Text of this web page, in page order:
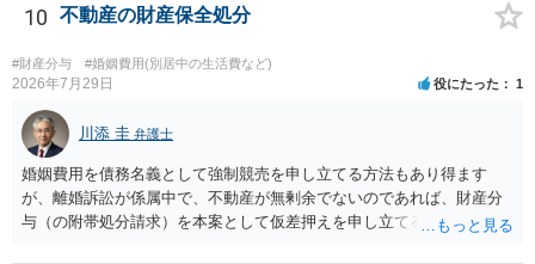
反対にご自身が、裁判も辞さずという姿勢を示すことで、プラス
に働く可能性は有り得ます。 交渉で解決する多くの場合は、相手
が弁護士に依頼しているケースで、５０万円以下で合意できる場合は
稀であると思います。 通常は、６０万円から８０万円程度になる
ことが多いというのが私の印象です。 ２ 質問② ご記載の内容が
減額を進めるうえでの交渉材料かと思います。 なお、ご自身が離
婚しないことは、交渉材料にはならないかと思いますので、ご注意く
ださい。 また、相手夫婦の婚姻関係が既に破綻していたことや、
相手女性が結婚しているとは知らなかったと主張することもあります
が、 ケースバイケースですので、ご自身の場合にそれらの主張が
10 不動産の財産保全処分
#財産分与 #婚姻費用(別居中の生活費など)
2026年7月29日 役にたった 1
川添 圭 弁護士
婚姻費用を債務名義として強制競売を申し立てる方法もあり得ます
が、離婚訴訟が係属中で、不動産が無剰余でないのであれば、財産分
与（の附帯処分請求）を本案として仮差押えを申し立てる（法的には